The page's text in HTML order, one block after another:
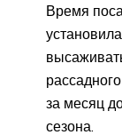
Время
за месяц
сезона.